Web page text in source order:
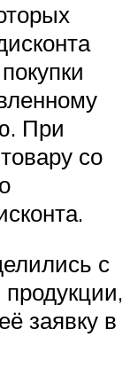
При
со
с
заявку в